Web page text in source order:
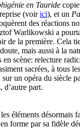
en Tauride
(voirici), et un
des réactions
Warlikowski a
de la première. Cela
mais aussi à la
scène: relecture
sacrées, à tous
un opéra du siècle
d’autre part.
éléments désormais
forme par sa fidèle